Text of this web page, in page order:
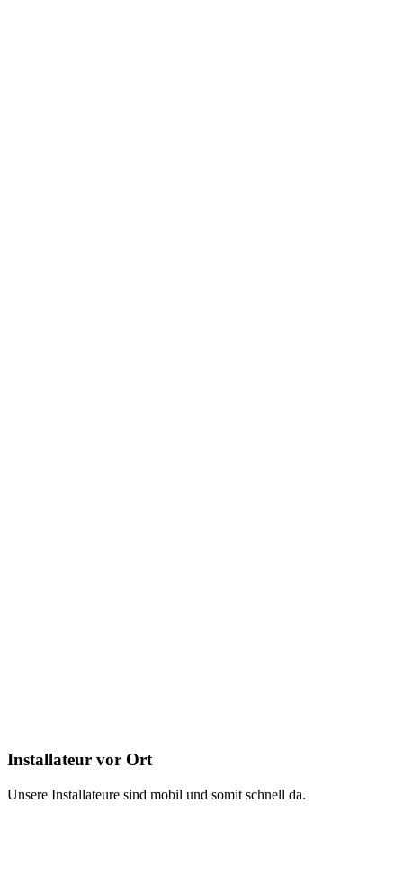
Installateur vor Ort
Unsere Installateure sind mobil und somit schnell da.